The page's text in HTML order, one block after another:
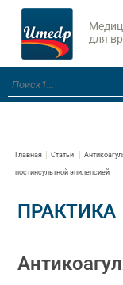
для
Главная Статьи
постинсультной эпилепсией
ПРАКТИКА